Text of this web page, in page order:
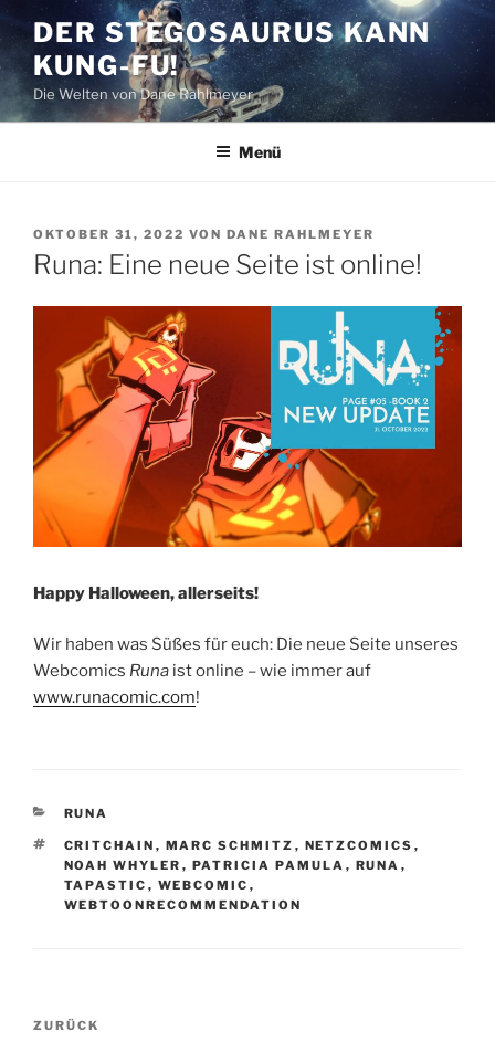
Zum
Inhalt
springen
DER STEGOSAURUS KANN
KUNG-FU!
Die Welten von Dane Rahlmeyer
Menü
VERÖFFENTLICHT
AM
OKTOBER 31, 2022 VON DANE RAHLMEYER
Runa: Eine neue Seite ist online!
Happy Halloween, allerseits!
Wir haben was Süßes für euch: Die neue Seite unseres
Webcomics Runa ist online – wie immer auf
www.runacomic.com!
KATEGORIEN
RUNA
SCHLAGWÖRTER
CRITCHAIN , MARC SCHMITZ , NETZCOMICS ,
NOAH WHYLER , PATRICIA PAMULA , RUNA ,
TAPASTIC , WEBCOMIC ,
WEBTOONRECOMMENDATION
Beitragsnavigation
Vorheriger
ZURÜCK